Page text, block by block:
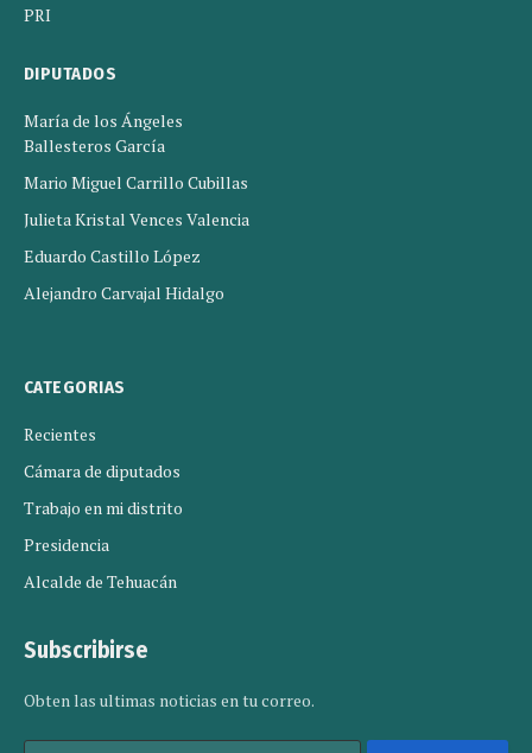
PRI
DIPUTADOS
María de los Ángeles
Ballesteros García
Mario Miguel Carrillo Cubillas
Julieta Kristal Vences Valencia
Eduardo Castillo López
Alejandro Carvajal Hidalgo
CATEGORIAS
Recientes
Cámara de diputados
Trabajo en mi distrito
Presidencia
Alcalde de Tehuacán
Subscribirse
Obten las ultimas noticias en tu correo.